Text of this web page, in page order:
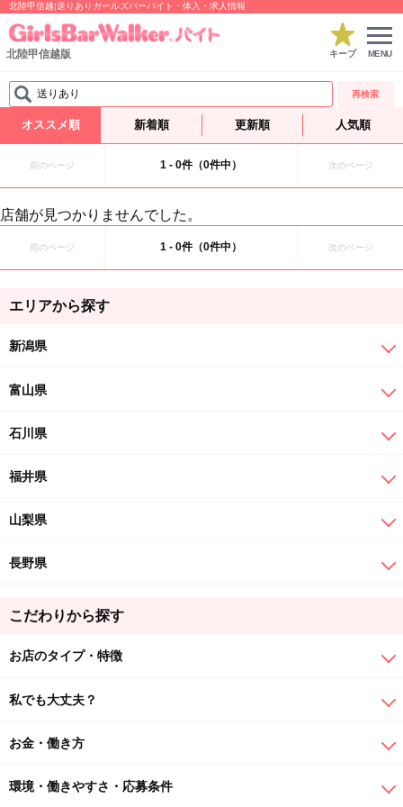
北陸甲信越|送りありガールズバーバイト・体入・求人情報
北陸甲信越版 キープ MENU
送りあり 再検索
オススメ順 新着順 更新順 人気順
前のページ 1 - 0件（0件中） 次のページ
店舗が見つかりませんでした。
前のページ 1 - 0件（0件中） 次のページ
エリアから探す
新潟県
富山県
石川県
福井県
山梨県
長野県
こだわりから探す
お店のタイプ・特徴
私でも大丈夫？
お金・働き方
環境・働きやすさ・応募条件